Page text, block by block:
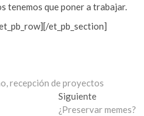
tenemos que poner a trabajar.
et_pb_section]
recepción de proyectos
SiguienteEntrada
siguiente:
¿Preservar memes?